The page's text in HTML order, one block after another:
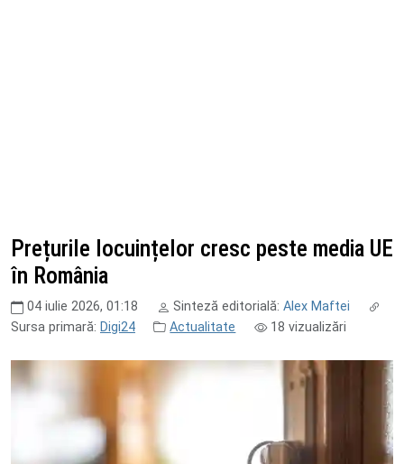
Prețurile locuințelor cresc peste media UE
în România
04 iulie 2026, 01:18 Sinteză editorială: Alex Maftei
Sursa primară: Digi24 Actualitate 18 vizualizări